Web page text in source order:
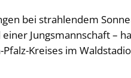
bei strahlendem
Jungsmannschaft –
Kreises im